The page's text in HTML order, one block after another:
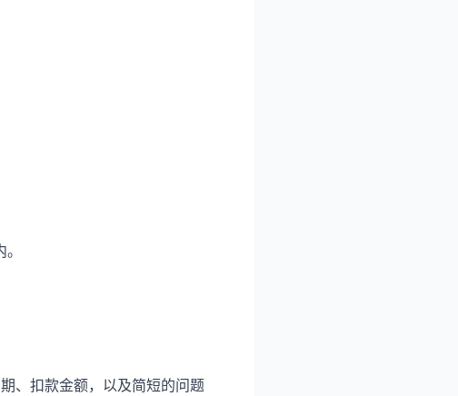
、扣款金额，以及简短的问题